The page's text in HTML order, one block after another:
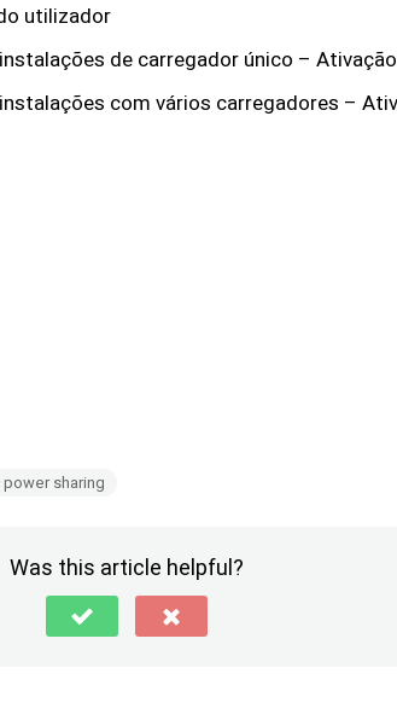
utilizador
de carregador único –
com vários carregadores –
sharing
Was this article helpful?